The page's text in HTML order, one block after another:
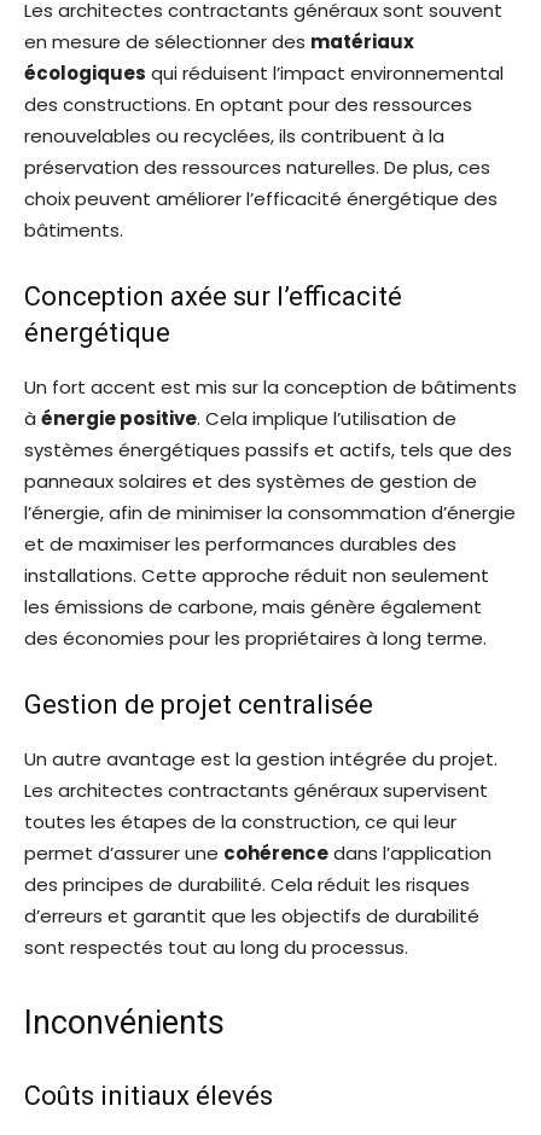
Les architectes contractants généraux sont souvent
en mesure de sélectionner des matériaux
écologiques qui réduisent l’impact environnemental
des constructions. En optant pour des ressources
renouvelables ou recyclées, ils contribuent à la
préservation des ressources naturelles. De plus, ces
choix peuvent améliorer l’efficacité énergétique des
bâtiments.
Conception axée sur l’efficacité
énergétique
Un fort accent est mis sur la conception de bâtiments
à énergie positive. Cela implique l’utilisation de
systèmes énergétiques passifs et actifs, tels que des
panneaux solaires et des systèmes de gestion de
l’énergie, afin de minimiser la consommation d’énergie
et de maximiser les performances durables des
installations. Cette approche réduit non seulement
les émissions de carbone, mais génère également
des économies pour les propriétaires à long terme.
Gestion de projet centralisée
Un autre avantage est la gestion intégrée du projet.
Les architectes contractants généraux supervisent
toutes les étapes de la construction, ce qui leur
permet d’assurer une cohérencedans l’application
des principes de durabilité. Cela réduit les risques
d’erreurs et garantit que les objectifs de durabilité
sont respectés tout au long du processus.
Inconvénients
Coûts initiaux élevés